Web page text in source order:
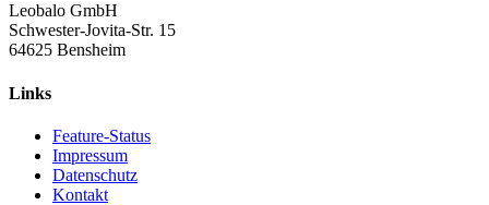
Leobalo GmbH
Schwester-Jovita-Str. 15
64625 Bensheim
Links
Feature-Status
Impressum
Datenschutz
Kontakt